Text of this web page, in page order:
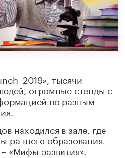
тысячи
огромные стенды с
по разным
находился в зале, где
раннего образования.
«Мифы развития».